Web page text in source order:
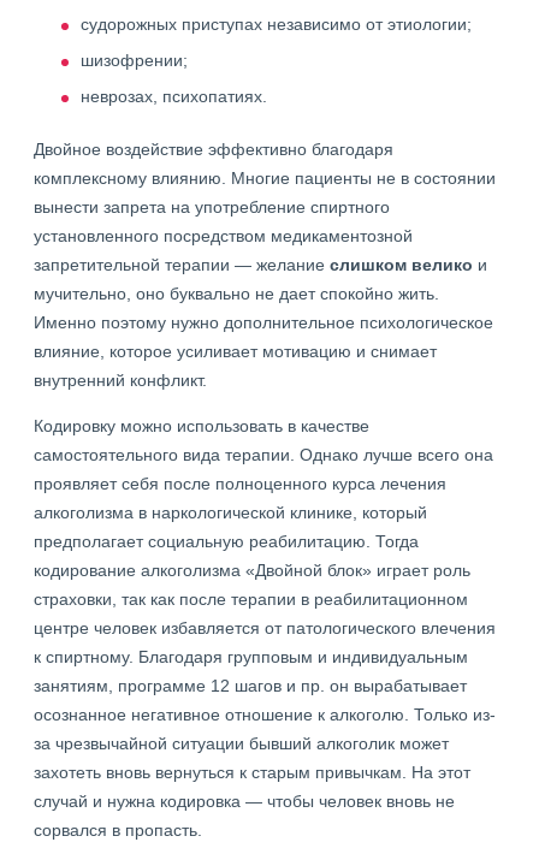
судорожных приступах независимо от этиологии;
шизофрении;
неврозах, психопатиях.
Двойное воздействие эффективно благодаря
комплексному влиянию. Многие пациенты не в состоянии
вынести запрета на употребление спиртного
установленного посредством медикаментозной
запретительной терапии — желание слишком велико и
мучительно, оно буквально не дает спокойно жить.
Именно поэтому нужно дополнительное психологическое
влияние, которое усиливает мотивацию и снимает
внутренний конфликт.
Кодировку можно использовать в качестве
самостоятельного вида терапии. Однако лучше всего она
проявляет себя после полноценного курса лечения
алкоголизма в наркологической клинике, который
предполагает социальную реабилитацию. Тогда
кодирование алкоголизма «Двойной блок» играет роль
страховки, так как после терапии в реабилитационном
центре человек избавляется от патологического влечения
к спиртному. Благодаря групповым и индивидуальным
занятиям, программе 12 шагов и пр. он вырабатывает
осознанное негативное отношение к алкоголю. Только из-
за чрезвычайной ситуации бывший алкоголик может
захотеть вновь вернуться к старым привычкам. На этот
случай и нужна кодировка — чтобы человек вновь не
сорвался в пропасть.